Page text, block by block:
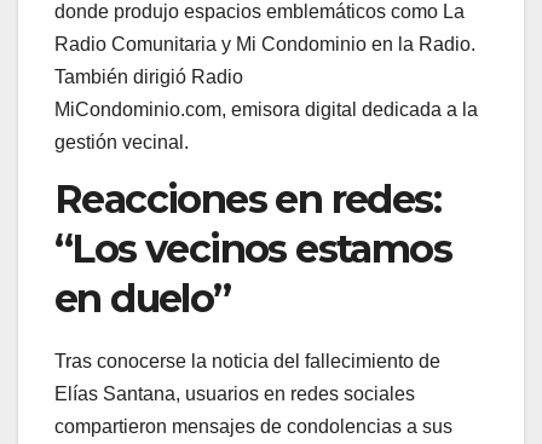
donde produjo espacios emblemáticos como La
Radio Comunitaria y Mi Condominio en la Radio.
También dirigió Radio
MiCondominio.com, emisora digital dedicada a la
gestión vecinal.
Reacciones en redes:
“Los vecinos estamos
en duelo”
Tras conocerse la noticia del fallecimiento de
Elías Santana, usuarios en redes sociales
compartieron mensajes de condolencias a sus